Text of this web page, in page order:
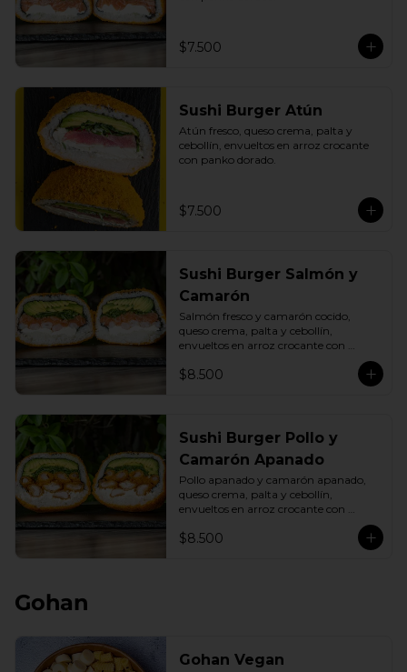
$7.500
Sushi Burger Atún
Atún fresco, queso crema, palta y
cebollín, envueltos en arroz crocante
con panko dorado.
$7.500
Sushi Burger Salmón y
Camarón
Salmón fresco y camarón cocido,
queso crema, palta y cebollín,
envueltos en arroz crocante con
$8.500
Sushi Burger Pollo y
Camarón Apanado
Pollo apanado y camarón apanado,
queso crema, palta y cebollín,
envueltos en arroz crocante con
$8.500
Gohan
Gohan Vegan